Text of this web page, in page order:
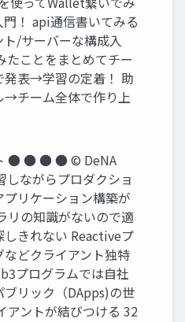
！ api通信書いてみる
/サーバーな構成⼊
たことをまとめてチー
発表→学習の定着！ 助
→チーム全体で作り上
● ● ● ● © DeNA
しながらプロダクショ
プリケーション構築が
リの知識がないので適
しきれない Reactiveプ
などクライアント独特
プログラムでは⾃社
ブリック（DApps)の世
アントが結びつける 32